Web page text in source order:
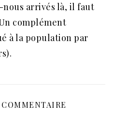
nous arrivés là, il faut
complément
à la population par